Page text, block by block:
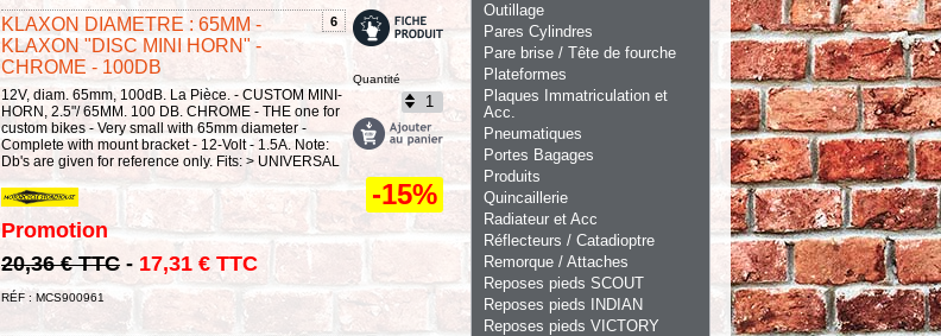
6
KLAXON DIAMETRE : 65MM -
KLAXON "DISC MINI HORN" -
CHROME - 100DB
12V, diam. 65mm, 100dB. La Pièce. - CUSTOM MINI-
HORN, 2.5"/ 65MM. 100 DB. CHROME - THE one for
custom bikes - Very small with 65mm diameter -
Complete with mount bracket - 12-Volt - 1.5A. Note:
Db's are given for reference only. Fits: > UNIVERSAL
Promotion
20,36 € TTC - 17,31 € TTC
RÉF : MCS900961
Quantité
-15%
Outillage
Pares Cylindres
Pare brise / Tête de fourche
Plateformes
Plaques Immatriculation et
Acc.
Pneumatiques
Portes Bagages
Produits
Quincaillerie
Radiateur et Acc
Réflecteurs / Catadioptre
Remorque / Attaches
Reposes pieds SCOUT
Reposes pieds INDIAN
Reposes pieds VICTORY